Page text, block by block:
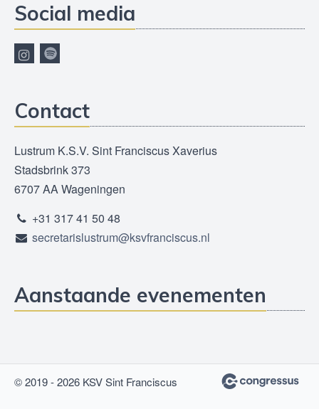
Social media
Contact
Lustrum K.S.V. Sint Franciscus Xaverius
Stadsbrink 373
6707 AA Wageningen
+31 317 41 50 48
secretarislustrum@ksvfranciscus.nl
Aanstaande evenementen
© 2019 - 2026 KSV Sint Franciscus